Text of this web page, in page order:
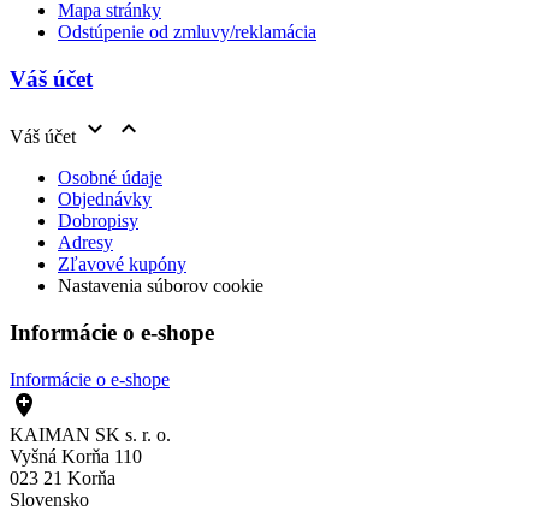
Mapa stránky
Odstúpenie od zmluvy/reklamácia
Váš účet
Váš účet  
Osobné údaje
Objednávky
Dobropisy
Adresy
Zľavové kupóny
Nastavenia súborov cookie
Informácie o e-shope
Informácie o e-shope

KAIMAN SK s. r. o.
Vyšná Korňa 110
023 21 Korňa
Slovensko